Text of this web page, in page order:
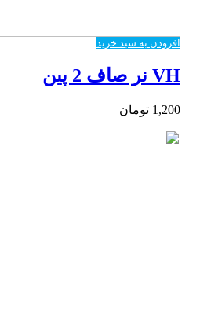
افزودن به سبد خرید
VH نر صاف 2 پین
1,200 تومان